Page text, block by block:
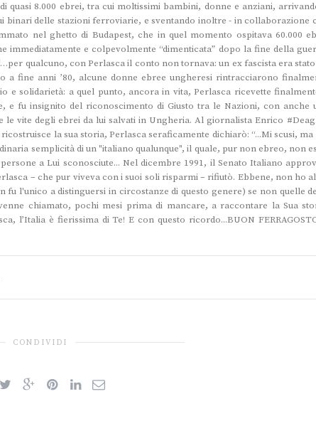
quasi 8.000 ebrei, tra cui moltissimi bambini, donne e anziani,
binari delle stazioni ferroviarie, e sventando inoltre - in collaborazione
nel ghetto di Budapest, che in quel momento ospitava 60.000
immediatamente e colpevolmente “dimenticata” dopo la fine della
qualcuno, con Perlasca il conto non tornava: un ex fascista era
a fine anni ’80, alcune donne ebree ungheresi rintracciarono
e solidarietà: a quel punto, ancora in vita, Perlasca ricevette
e fu insignito del riconoscimento di Giusto tra le Nazioni, con anche
vite degli ebrei da lui salvati in Ungheria. Al giornalista Enrico
la sua storia, Perlasca seraficamente dichiarò: “...Mi scusi, ma
semplicità di un "italiano qualunque", il quale, pur non ebreo, non
a Lui sconosciute... Nel dicembre 1991, il Senato Italiano
– che pur viveva con i suoi soli risparmi – rifiutò. Ebbene, non ho
l'unico a distinguersi in circostanze di questo genere) se non quelle
chiamato, pochi mesi prima di mancare, a raccontare la Sua
l’Italia è fierissima di Te! E con questo ricordo...BUON
CONDIVIDI